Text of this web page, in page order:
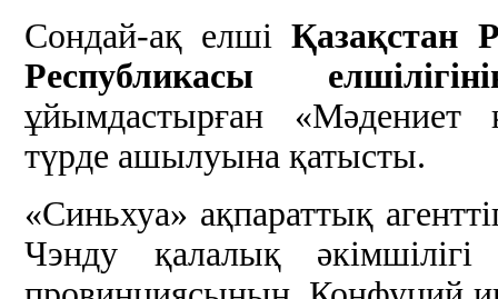
Сондай-ақ елшіҚазақстан
Республикасы
ұйымдастырған «Мәдениет
түрде ашылуына қатысты.
«Синьхуа» ақпараттық
Чэнду қалалық